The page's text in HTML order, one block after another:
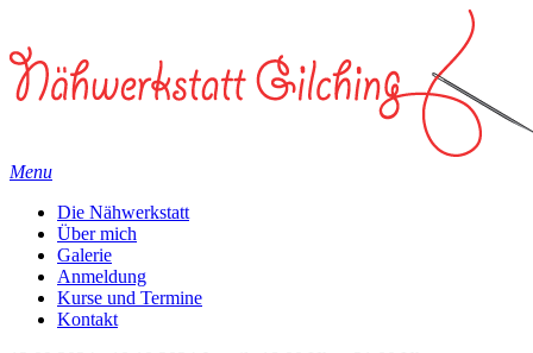
Menu
Die Nähwerkstatt
Über mich
Galerie
Anmeldung
Kurse und Termine
Kontakt